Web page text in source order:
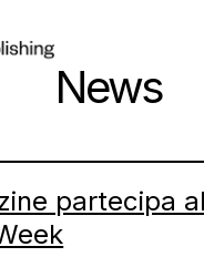
News
partecipa